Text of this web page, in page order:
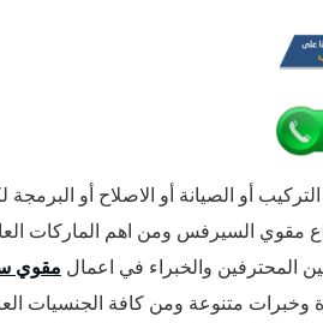
أو الصيانة أو الاصلاح أو
مقوي السيرفس ومن اهم الماركات
المحترفين والخبراء في اعمال مقوي
متنوعة ومن كافة الجنسيات